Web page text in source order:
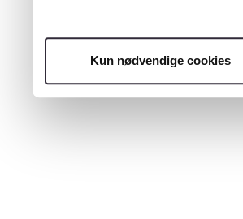
Kun nødvendige cookies